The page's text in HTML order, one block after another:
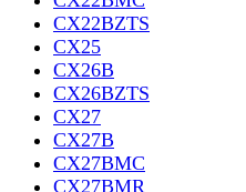
CX22BZTS
CX25
CX26B
CX26BZTS
CX27
CX27B
CX27BMC
CX27BMR